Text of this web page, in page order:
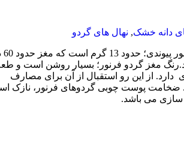
دانه خشک, نهال های گردو
مغز گردو فرنور؛ بسیار روشن است و
دارد. از این رو استقبال از آن برای مصارف
ضخامت پوست چوبی گردوهای فرنور، نازک
سازی می باشد.